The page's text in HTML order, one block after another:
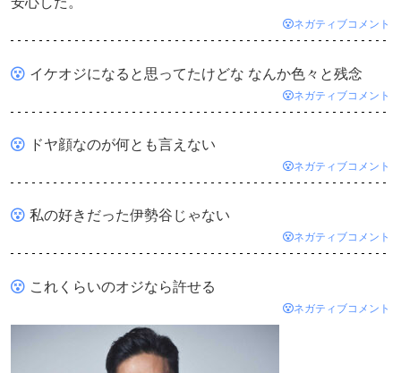
ネガティブコメント
イケオジになると思ってたけどな なんか色々と残念
ネガティブコメント
ドヤ顔なのが何とも言えない
ネガティブコメント
私の好きだった伊勢谷じゃない
ネガティブコメント
これくらいのオジなら許せる
ネガティブコメント